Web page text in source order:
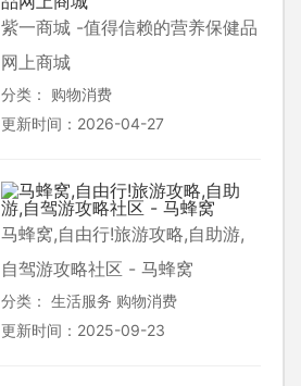
紫一商城 -值得信赖的营养保健品
网上商城
分类： 购物消费
更新时间：2026-04-27
马蜂窝,自由行!旅游攻略,自助游,
自驾游攻略社区 - 马蜂窝
分类： 生活服务 购物消费
更新时间：2025-09-23